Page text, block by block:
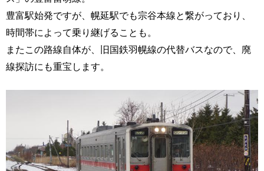
豊富駅始発ですが、幌延駅でも宗谷本線と繋がっており、
時間帯によって乗り継げることも。
またこの路線自体が、旧国鉄羽幌線の代替バスなので、廃
線探訪にも重宝します。